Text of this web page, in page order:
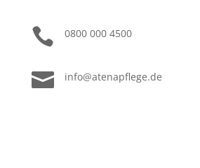
 0800 000 4500
 info@atenapflege.de